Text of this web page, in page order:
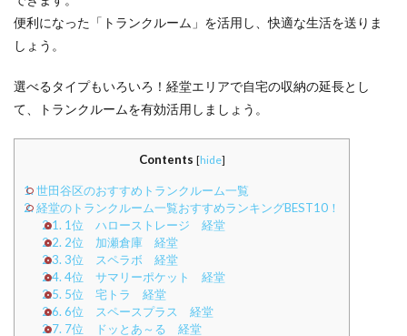
便利になった「トランクルーム」を活用し、快適な生活を送りま
しょう。
選べるタイプもいろいろ！経堂エリアで自宅の収納の延長とし
て、トランクルームを有効活用しましょう。
Contents [hide]
1.世田谷区のおすすめトランクルーム一覧
2.経堂のトランクルーム一覧おすすめランキングBEST10！
2.1. 1位 ハローストレージ 経堂
2.2. 2位 加瀬倉庫 経堂
2.3. 3位 スペラボ 経堂
2.4. 4位 サマリーポケット 経堂
2.5. 5位 宅トラ 経堂
2.6. 6位 スペースプラス 経堂
2.7. 7位 ドッとあ～る 経堂